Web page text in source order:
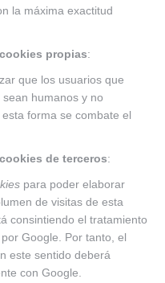
la máxima exactitud
cookies propias:
que los usuarios que
humanos y no
forma se combate el
cookies de terceros:
para poder elaborar
de visitas de esta
consintiendo el tratamiento
Google. Por tanto, el
este sentido deberá
con Google.